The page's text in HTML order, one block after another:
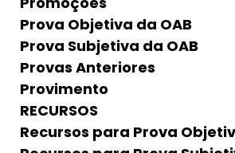
Prova Objetiva da OAB
Prova Subjetiva da OAB
Provas Anteriores
Provimento
RECURSOS
Recursos para Prova